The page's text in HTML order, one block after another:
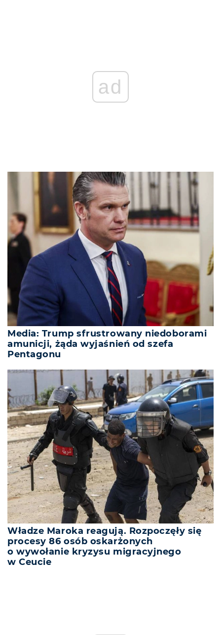
ad
Media: Trump sfrustrowany niedoborami
amunicji, żąda wyjaśnień od szefa
Pentagonu
Władze Maroka reagują. Rozpoczęły się
procesy 86 osób oskarżonych
o wywołanie kryzysu migracyjnego
w Ceucie